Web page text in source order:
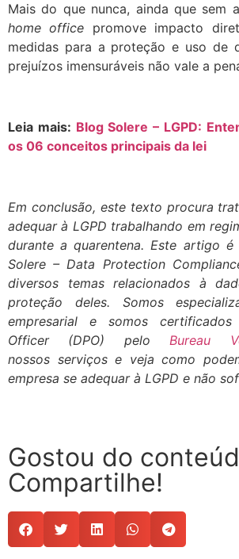
Mais do que nunca, ainda que sem
home office promove impacto
medidas para a proteção e uso de
prejuízos imensuráveis não vale a
Leia mais: Blog Solere – LGPD:
os 06 conceitos principais da lei
Em conclusão, este texto procura
adequar à LGPD trabalhando em
durante a quarentena. Este artigo
Solere – Data Protection
diversos temas relacionados à
proteção deles. Somos
empresarial e somos
Officer (DPO) pelo Bureau
nossos serviços e veja como
empresa se adequar à LGPD e não
Gostou do
Compartilhe!